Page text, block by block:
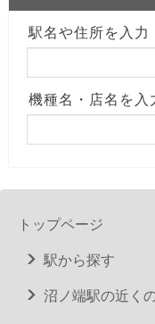
駅名や住所を入力
機種名・店名を入
トップページ
駅から探す
沼ノ端駅の近く